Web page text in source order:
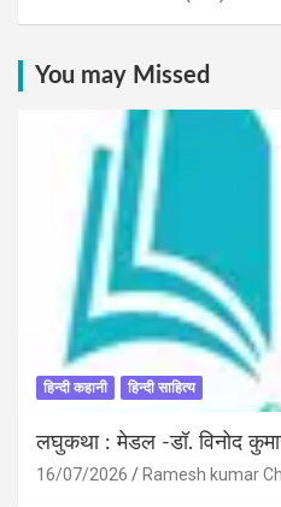
You may Missed
हिन्दी कहानी हिन्दी साहित्य
लघुकथा : मेडल -डॉ. विनोद कुमार
16/07/2026 Ramesh kumar